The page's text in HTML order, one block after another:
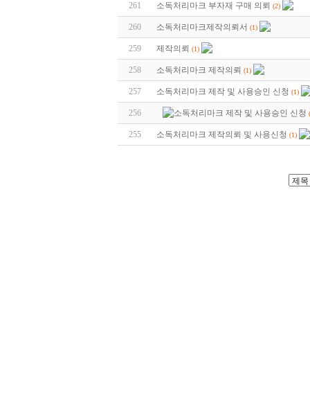
261 소독처리마크 부자재 구매 의뢰 (2)
260 소독처리마크제작의뢰서 (1)
259 제작의뢰 (1)
258 소독처리마크 제작의뢰 (1)
257 소독처리마크 제작 및 사용승인 신청 (1)
256 소독처리마크 제작 및 사용승인 신청
255 소독처리마크 제작의뢰 및 사용신청 (1)